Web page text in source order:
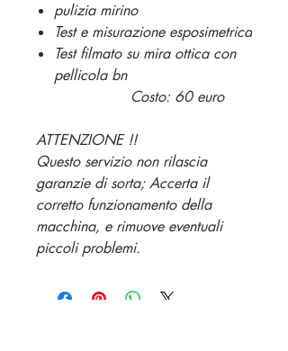
pulizia mirino
Test e misurazione esposimetrica
Test filmato su mira ottica con
pellicola bn
Costo: 60 euro
ATTENZIONE !!
Questo servizio non rilascia
garanzie di sorta; Accerta il
corretto funzionamento della
macchina, e rimuove eventuali
piccoli problemi.